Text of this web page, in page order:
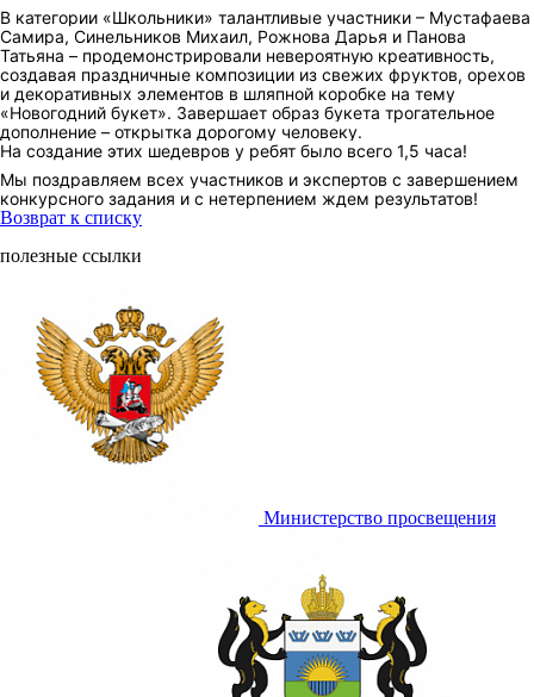
В категории «Школьники» талантливые участники – Мустафаева
Самира, Синельников Михаил, Рожнова Дарья и Панова
Татьяна – продемонстрировали невероятную креативность,
создавая праздничные композиции из свежих фруктов, орехов
и декоративных элементов в шляпной коробке на тему
«Новогодний букет». Завершает образ букета трогательное
дополнение – открытка дорогому человеку.
На создание этих шедевров у ребят было всего 1,5 часа!
Мы поздравляем всех участников и экспертов с завершением
конкурсного задания и с нетерпением ждем результатов!
Возврат к списку
полезные ссылки
Министерство просвещения